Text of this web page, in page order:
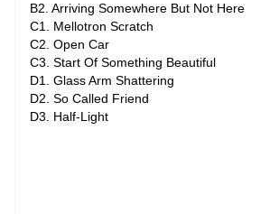
B2. Arriving Somewhere But Not Here
C1. Mellotron Scratch
C2. Open Car
C3. Start Of Something Beautiful
D1. Glass Arm Shattering
D2. So Called Friend
D3. Half-Light